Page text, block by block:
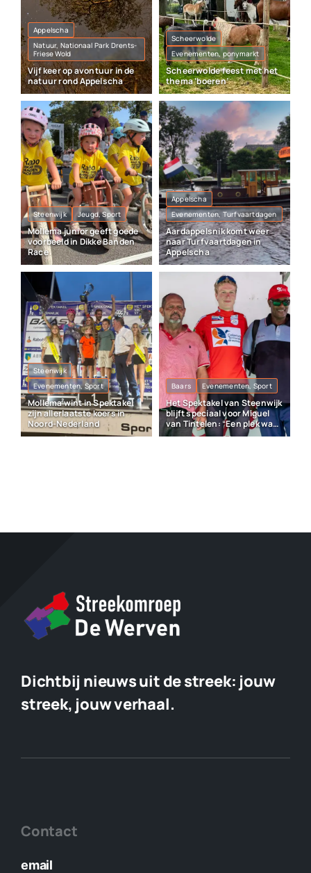
Appelscha
Natuur, Nationaal Park Drents-
Friese Wold
Vijf keer op avontuur in de
natuur rond Appelscha
Scheerwolde
Evenementen, ponymarkt
Scheerwolde feest met het
thema ‘boeren’
Steenwijk Jeugd, Sport
Mollema junior geeft goede
voorbeeld in Dikke Banden
Race
Appelscha
Evenementen, Turfvaartdagen
Aardappelsnik komt weer
naar Turfvaartdagen in
Appelscha
Steenwijk
Evenementen, Sport
Mollema wint in Spektakel
zijn allerlaatste koers in
Noord-Nederland
Baars Evenementen, Sport
Het Spektakel van Steenwijk
blijft speciaal voor Miguel
van Tintelen: “Een plek waar
veel herinneringen liggen”
Dichtbij nieuws uit de streek: jouw
streek, jouw verhaal.
Contact
email